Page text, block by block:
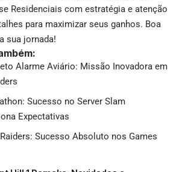
Residenciais com estratégia e atenção
para maximizar seus ganhos. Boa
sua jornada!
Alarme Aviário: Missão Inovadora em
Sucesso no Server Slam
Expectativas
Sucesso Absoluto nos Games